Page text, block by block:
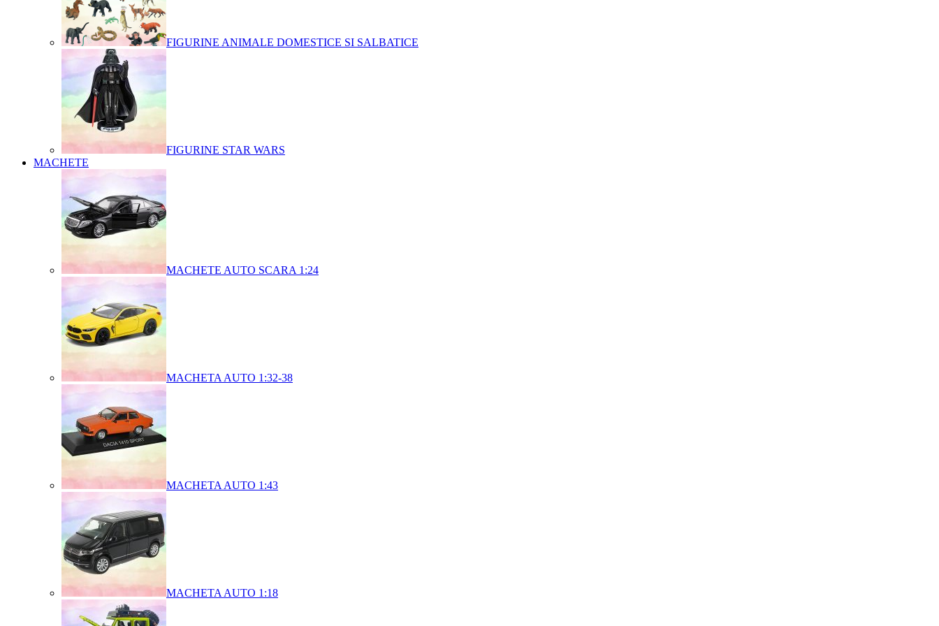
FIGURINE ANIMALE DOMESTICE SI SALBATICE
FIGURINE STAR WARS
MACHETE
MACHETE AUTO SCARA 1:24
MACHETA AUTO 1:32-38
MACHETA AUTO 1:43
MACHETA AUTO 1:18